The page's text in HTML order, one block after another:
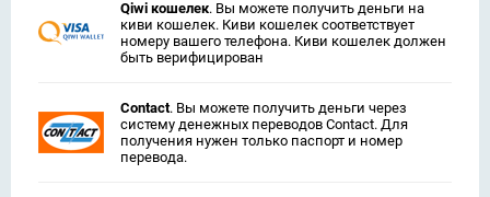
Qiwi кошелек. Вы можете получить деньги на
киви кошелек. Киви кошелек соответствует
номеру вашего телефона. Киви кошелек должен
быть верифицирован
Contact. Вы можете получить деньги через
систему денежных переводов Contact. Для
получения нужен только паспорт и номер
перевода.